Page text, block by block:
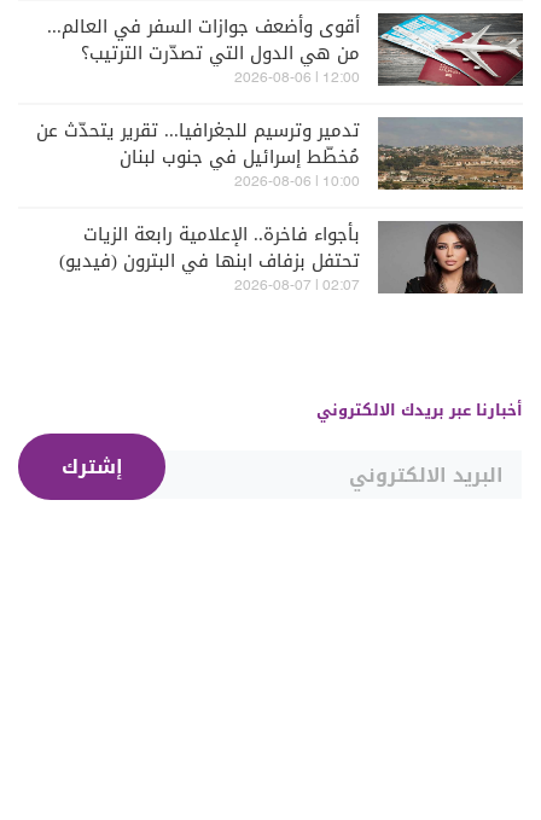
أقوى وأضعف جوازات السفر في العالم...
من هي الدول التي تصدّرت الترتيب؟
12:00 | 2026-08-06
تدمير وترسيم للجغرافيا... تقرير يتحدّث عن
مُخطّط إسرائيل في جنوب لبنان
10:00 | 2026-08-06
بأجواء فاخرة.. الإعلامية رابعة الزيات
تحتفل بزفاف ابنها في البترون (فيديو)
02:07 | 2026-08-07
أخبارنا عبر بريدك الالكتروني
إشترك